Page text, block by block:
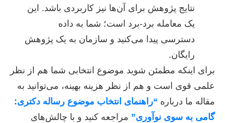
نتایج پژوهش برای آن‌ها نیز کاربردی باشد. این
یک معامله برد-برد است؛ شما به داده
دسترسی پیدا می‌کنید و سازمان به یک پژوهش
رایگان.
برای اینکه مطمئن شوید موضوع انتخابی شما هم از نظر
علمی قوی است و هم از نظر هزینه بهینه، می‌توانید به
مقاله ما درباره “راهنمای انتخاب موضوع رساله دکتری:
گامی به سوی نوآوری” مراجعه کنید و با چالش‌های